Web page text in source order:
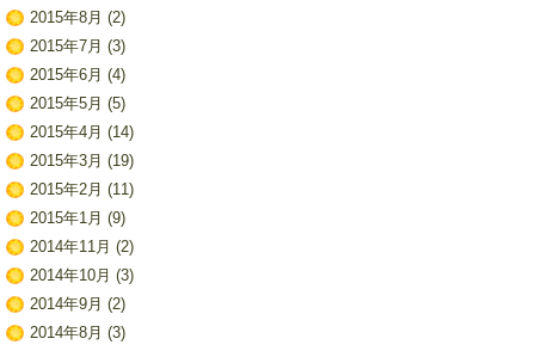
2015年8月 (2)
2015年7月 (3)
2015年6月 (4)
2015年5月 (5)
2015年4月 (14)
2015年3月 (19)
2015年2月 (11)
2015年1月 (9)
2014年11月 (2)
2014年10月 (3)
2014年9月 (2)
2014年8月 (3)